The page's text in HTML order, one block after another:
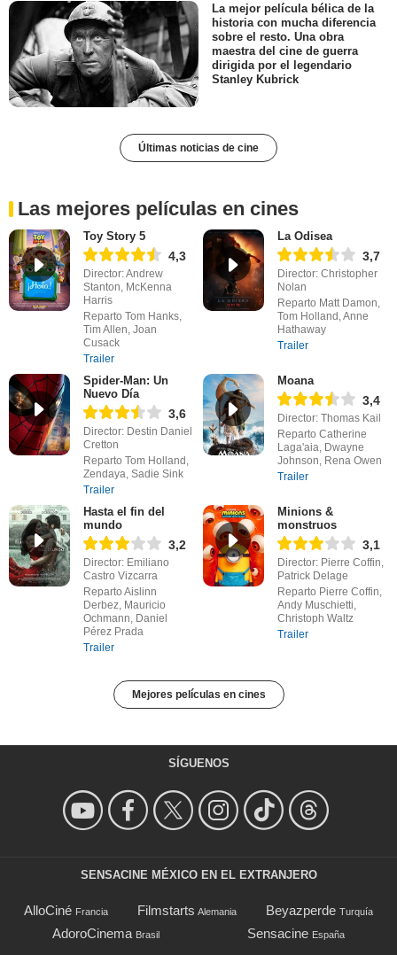
La mejor película bélica de la
historia con mucha diferencia
sobre el resto. Una obra
maestra del cine de guerra
dirigida por el legendario
Stanley Kubrick
Últimas noticias de cine
Las mejores películas en cines
Toy Story 5
4,3
Director: Andrew
Stanton, McKenna
Harris
Reparto Tom Hanks,
Tim Allen, Joan
Cusack
Trailer
La Odisea
3,7
Director: Christopher
Nolan
Reparto Matt Damon,
Tom Holland, Anne
Hathaway
Trailer
Spider-Man: Un
Nuevo Día
3,6
Director: Destin Daniel
Cretton
Reparto Tom Holland,
Zendaya, Sadie Sink
Trailer
Moana
3,4
Director: Thomas Kail
Reparto Catherine
Laga'aia, Dwayne
Johnson, Rena Owen
Trailer
Hasta el fin del
mundo
3,2
Director: Emiliano
Castro Vizcarra
Reparto Aislinn
Derbez, Mauricio
Ochmann, Daniel
Pérez Prada
Trailer
Minions &
monstruos
3,1
Director: Pierre Coffin,
Patrick Delage
Reparto Pierre Coffin,
Andy Muschietti,
Christoph Waltz
Trailer
Mejores películas en cines
SÍGUENOS
SENSACINE MÉXICO EN EL EXTRANJERO
AlloCiné Francia Filmstarts Alemania Beyazperde Turquía
AdoroCinema Brasil Sensacine España